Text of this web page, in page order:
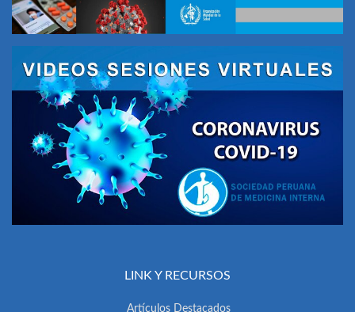
LINK Y RECURSOS
Artículos Destacados